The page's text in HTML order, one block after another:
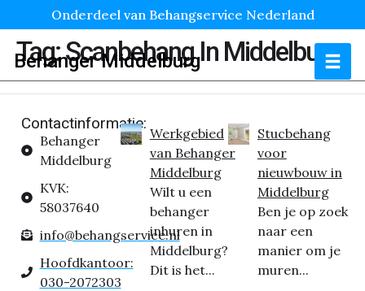
Onderdeel van Behangservice Nederland
Behanger Middelburg
Tag:Scanbehang In Middelburg
Contactinformatie:
Behanger
Middelburg
KVK:
58037640
info@behangservice.nl
Hoofdkantoor:
030-2072303
Werkgebied
van Behanger
Middelburg
Wilt u een
behanger
inhuren in
Middelburg?
Dit is het...
Stucbehang
voor
nieuwbouw in
Middelburg
Ben je op zoek
naar een
manier om je
muren...